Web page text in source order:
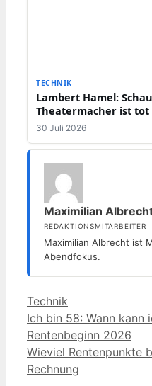
TECHNIK
Lambert Hamel:
Theatermacher ist tot
30 Juli 2026
Maximilian
REDAKTIONSMITARBEITER
Maximilian Albrecht ist
Abendfokus.
Kategorien
Technik
Ich bin 58: Wann kann
Rentenbeginn 2026
Wieviel Rentenpunkte
Rechnung